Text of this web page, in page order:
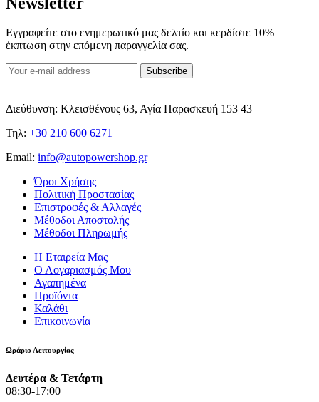
Εγγραφείτε στο ενημερωτικό μας δελτίο και κερδίστε 10%
έκπτωση στην επόμενη παραγγελία σας.
Subscribe
Διεύθυνση: Κλεισθένους 63, Αγία Παρασκευή 153 43
Τηλ: +30 210 600 6271
Email: info@autopowershop.gr
Όροι Χρήσης
Πολιτική Προστασίας
Επιστροφές & Αλλαγές
Μέθοδοι Αποστολής
Μέθοδοι Πληρωμής
Η Εταιρεία Μας
Ο Λογαριασμός Μου
Αγαπημένα
Προϊόντα
Καλάθι
Επικοινωνία
Ωράριο Λειτουργίας
Δευτέρα & Τετάρτη
08:30-17:00